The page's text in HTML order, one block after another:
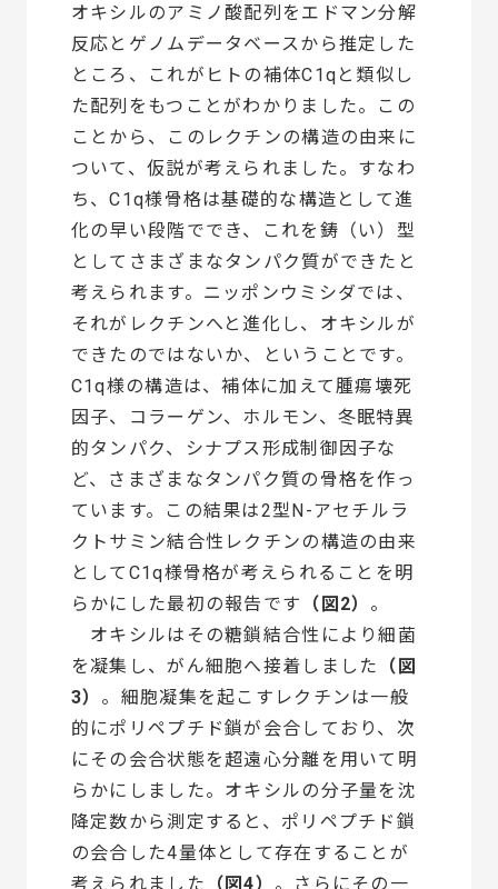
オキシルのアミノ酸配列をエドマン分解
反応とゲノムデータベースから推定した
ところ、これがヒトの補体C1qと類似し
た配列をもつことがわかりました。この
ことから、このレクチンの構造の由来に
ついて、仮説が考えられました。すなわ
ち、C1q様骨格は基礎的な構造として進
化の早い段階ででき、これを鋳（い）型
としてさまざまなタンパク質ができたと
考えられます。ニッポンウミシダでは、
それがレクチンへと進化し、オキシルが
できたのではないか、ということです。
C1q様の構造は、補体に加えて腫瘍壊死
因子、コラーゲン、ホルモン、冬眠特異
的タンパク、シナプス形成制御因子な
ど、さまざまなタンパク質の骨格を作っ
ています。この結果は2型N-アセチルラ
クトサミン結合性レクチンの構造の由来
としてC1q様骨格が考えられることを明
らかにした最初の報告です
（図2） 。
オキシルはその糖鎖結合性により細菌
を凝集し、がん細胞へ接着しました
（図
3） 。細胞凝集を起こすレクチンは一般
的にポリペプチド鎖が会合しており、次
にその会合状態を超遠心分離を用いて明
らかにしました。オキシルの分子量を沈
降定数から測定すると、ポリペプチド鎖
の会合した4量体として存在することが
考えられました （図4） 。さらにその一